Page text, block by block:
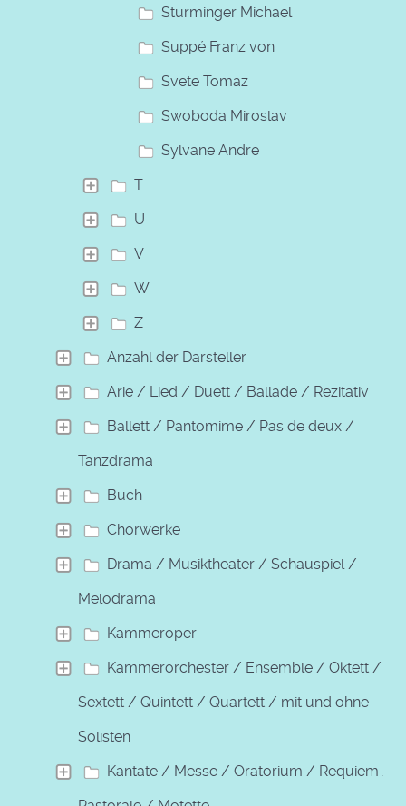
Sturminger Michael
Suppé Franz von
Svete Tomaz
Swoboda Miroslav
Sylvane Andre
T
U
V
W
Z
Anzahl der Darsteller
Arie / Lied / Duett / Ballade / Rezitativ
Ballett / Pantomime / Pas de deux /
Tanzdrama
Buch
Chorwerke
Drama / Musiktheater / Schauspiel /
Melodrama
Kammeroper
Kammerorchester / Ensemble / Oktett /
Sextett / Quintett / Quartett / mit und ohne
Solisten
Kantate / Messe / Oratorium / Requiem /